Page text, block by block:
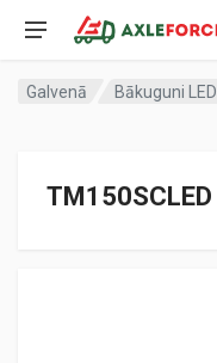
Galvenā Bākuguni LED
TM150SCLED